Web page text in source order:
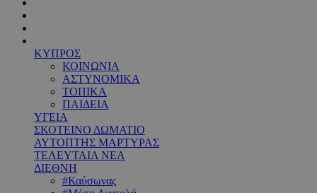
ΚΥΠΡΟΣ
ΚΟΙΝΩΝΙΑ
ΑΣΤΥΝΟΜΙΚΑ
ΤΟΠΙΚΑ
ΠΑΙΔΕΙΑ
ΥΓΕΙΑ
ΣΚΟΤΕΙΝΟ ΔΩΜΑΤΙΟ
ΑΥΤΟΠΤΗΣ ΜΑΡΤΥΡΑΣ
ΤΕΛΕΥΤΑΙΑ ΝΕΑ
ΔΙΕΘΝΗ
#Καύσωνας